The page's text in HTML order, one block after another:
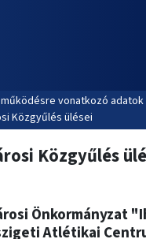
vonatkozó
Közgyűlés ülései
Közgyűlés
Önkormányzat
Atlétikai